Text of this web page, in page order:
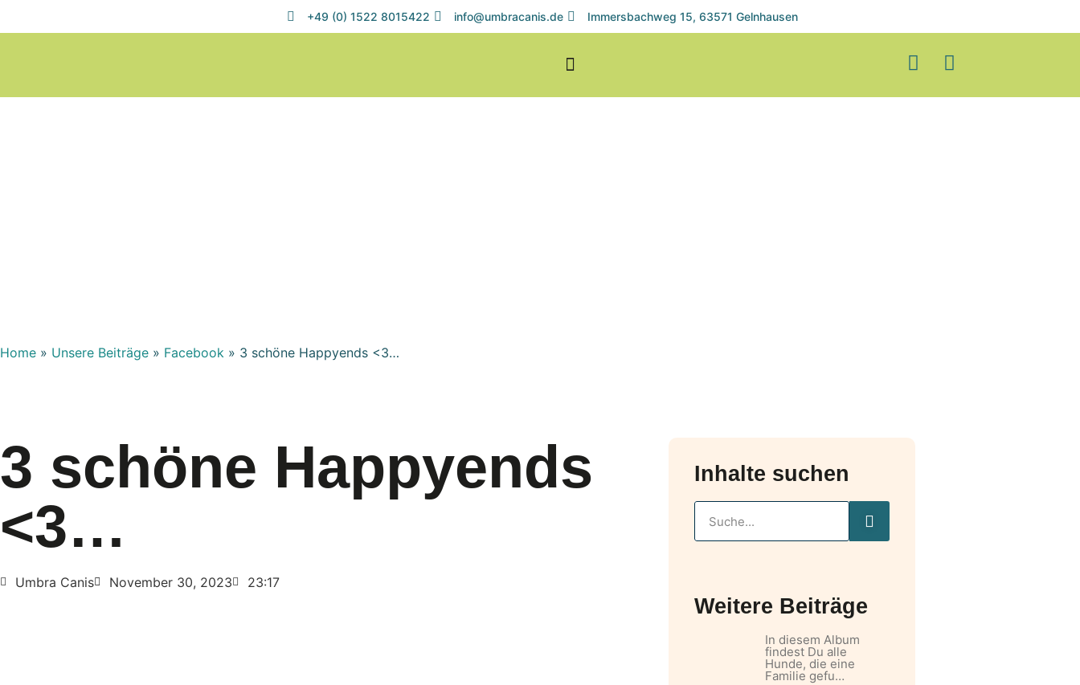
+49 (0) 1522 8015422 info@umbracanis.de Immersbachweg 15, 63571 Gelnhausen
Home » Unsere Beiträge » Facebook » 3 schöne Happyends <3…
3 schöne Happyends
<3…
Umbra Canis November 30, 2023 23:17
Inhalte suchen
Weitere Beiträge
In diesem Album
findest Du alle
Hunde, die eine
Familie gefu…